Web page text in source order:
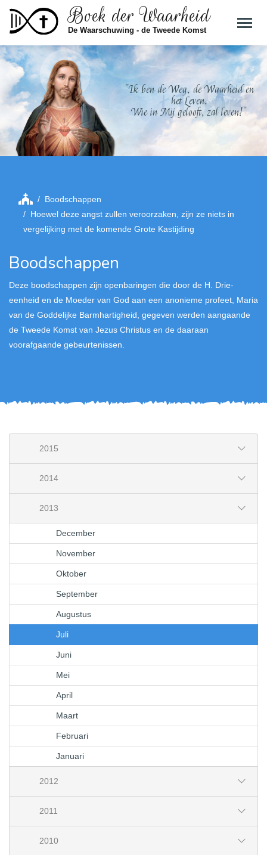
Skip to main contentBoek der Waarheid
De Waarschuwing - de Tweede Komst
"Ik ben de Weg, de Waarheid en
het Leven.
Wie in Mij gelooft, zal leven!"
Boodschappen
Hoewel deze angst zullen veroorzaken, zijn ze niets in
vergelijking met de komende Grote Kastijding
Boodschappen
Deze boodschappen zijn openbaringen die door de H. Drie-
eenheid en de Moeder van God aan een anonieme profeet, Maria
van de Goddelijke Barmhartigheid, gegeven werden aangaande
de Tweede Komst van Jezus Christus en de daaraan
voorafgaande gebeurtenissen.
2015
2014
2013
December
November
Oktober
September
Augustus
Juli
Juni
Mei
April
Maart
Februari
Januari
2012
2011
2010